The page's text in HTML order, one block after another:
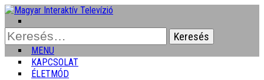
Keresés:
MENU
KAPCSOLAT
ÉLETMÓD